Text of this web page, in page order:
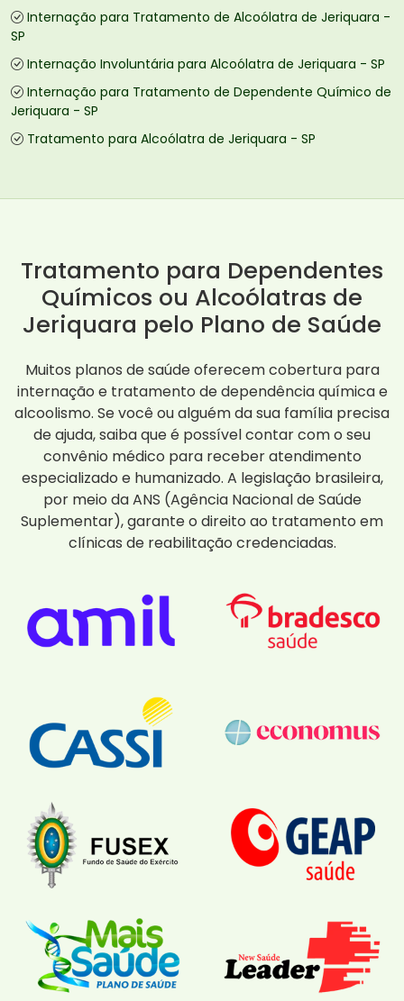
Internação para Tratamento de Alcoólatra de Jeriquara -
SP
Internação Involuntária para Alcoólatra de Jeriquara - SP
Internação para Tratamento de Dependente Químico de
Jeriquara - SP
Tratamento para Alcoólatra de Jeriquara - SP
Tratamento para Dependentes
Químicos ou Alcoólatras de
Jeriquara pelo Plano de Saúde
Muitos planos de saúde oferecem cobertura para
internação e tratamento de dependência química e
alcoolismo. Se você ou alguém da sua família precisa
de ajuda, saiba que é possível contar com o seu
convênio médico para receber atendimento
especializado e humanizado. A legislação brasileira,
por meio da ANS (Agência Nacional de Saúde
Suplementar), garante o direito ao tratamento em
clínicas de reabilitação credenciadas.